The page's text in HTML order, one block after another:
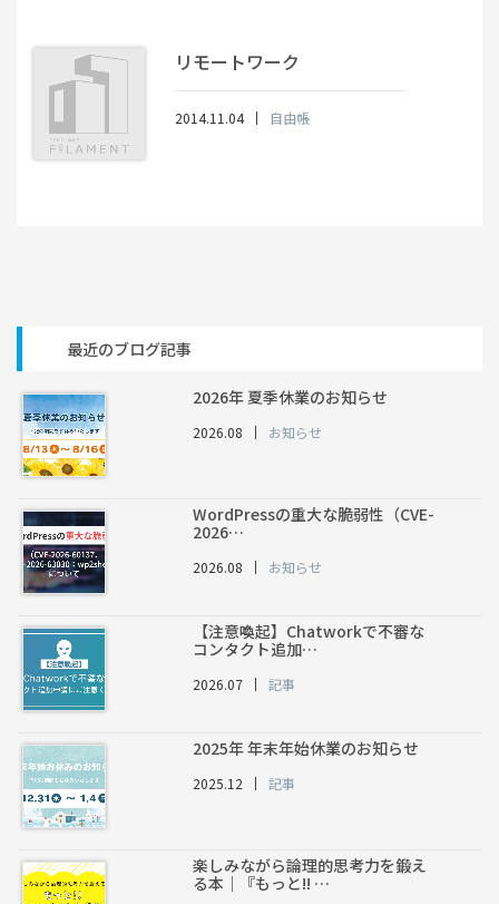
リモートワーク
2014.11.04 自由帳
最近のブログ記事
2026年 夏季休業のお知らせ
2026.08 お知らせ
WordPressの重大な脆弱性（CVE-
2026…
2026.08 お知らせ
【注意喚起】Chatworkで不審な
コンタクト追加…
2026.07 記事
2025年 年末年始休業のお知らせ
2025.12 記事
楽しみながら論理的思考力を鍛え
る本｜『もっと!! …